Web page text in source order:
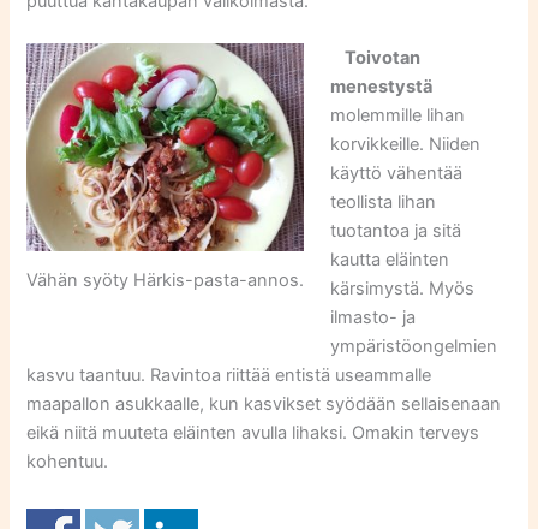
Vähän syöty Härkis-pasta-annos.
Toivotan
menestystä
molemmille lihan
korvikkeille. Niiden
käyttö vähentää
teollista lihan
tuotantoa ja sitä
kautta eläinten
kärsimystä. Myös
ilmasto- ja
ympäristöongelmien
kasvu taantuu. Ravintoa riittää entistä useammalle
maapallon asukkaalle, kun kasvikset syödään sellaisenaan
eikä niitä muuteta eläinten avulla lihaksi. Omakin terveys
kohentuu.